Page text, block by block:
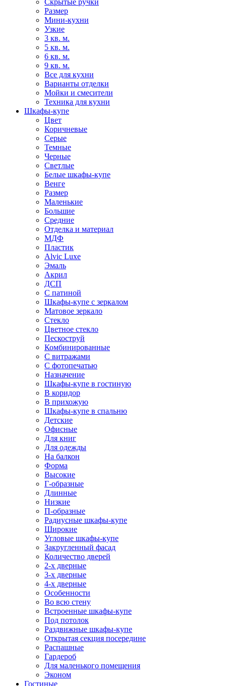
Скрытые ручки
Размер
Мини-кухни
Узкие
3 кв. м.
5 кв. м.
6 кв. м.
9 кв. м.
Все для кухни
Варианты отделки
Мойки и смесители
Техника для кухни
Шкафы-купе
Цвет
Коричневые
Серые
Темные
Черные
Светлые
Белые шкафы-купе
Венге
Размер
Маленькие
Большие
Средние
Отделка и материал
МДФ
Пластик
Alvic Luxe
Эмаль
Акрил
ДСП
С патиной
Шкафы-купе с зеркалом
Матовое зеркало
Стекло
Цветное стекло
Пескоструй
Комбинированные
С витражами
С фотопечатью
Назначение
Шкафы-купе в гостиную
В коридор
В прихожую
Шкафы-купе в спальню
Детские
Офисные
Для книг
Для одежды
На балкон
Форма
Высокие
Г-образные
Длинные
Низкие
П-образные
Радиусные шкафы-купе
Широкие
Угловые шкафы-купе
Закругленный фасад
Количество дверей
2-х дверные
3-х дверные
4-х дверные
Особенности
Во всю стену
Встроенные шкафы-купе
Под потолок
Раздвижные шкафы-купе
Открытая секция посередине
Распашные
Гардероб
Для маленького помещения
Эконом
Гостиные